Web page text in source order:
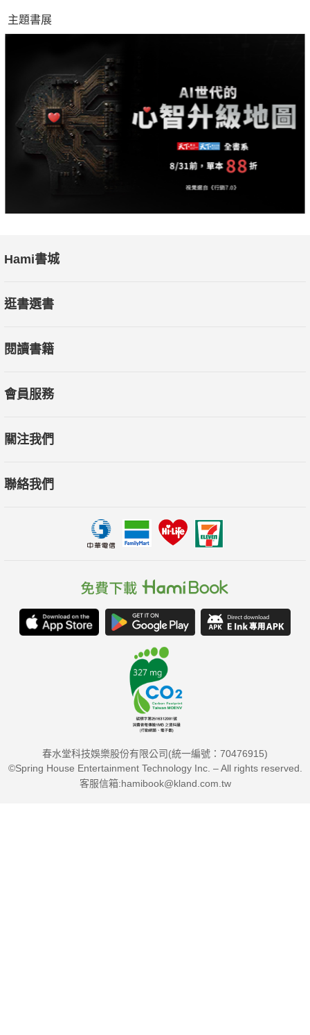
主題書展
Hami書城
逛書選書
閱讀書籍
會員服務
關注我們
聯絡我們
春水堂科技娛樂股份有限公司(統一編號：70476915)
©Spring House Entertainment Technology Inc. – All rights reserved.
客服信箱:hamibook@kland.com.tw